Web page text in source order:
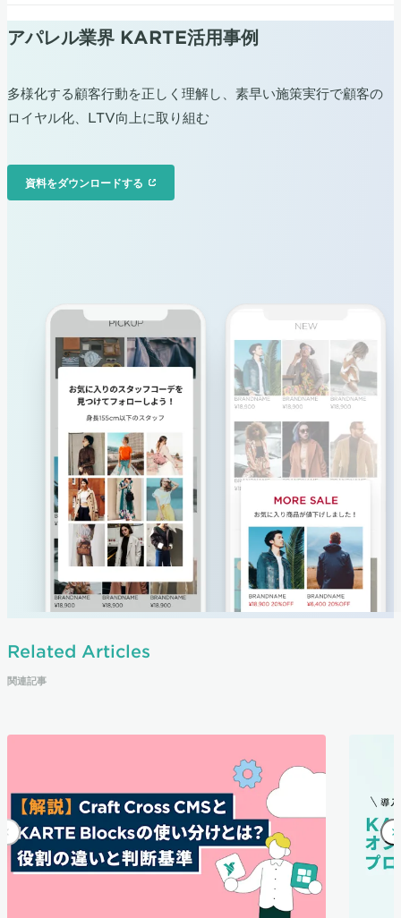
Related Articles
関連記事
アパレル業界 KARTE活用事例
多様化する顧客行動を正しく理解し、素早い施策実行で顧客の
ロイヤル化、LTV向上に取り組む
資料をダウンロードする